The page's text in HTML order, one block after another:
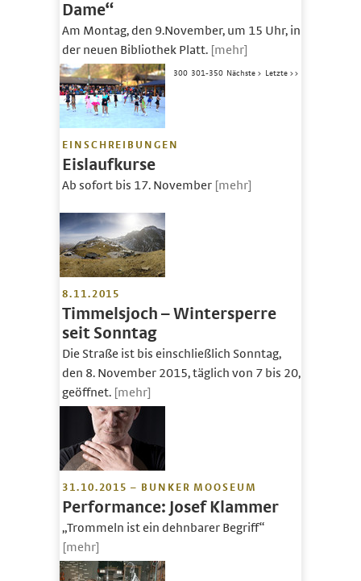
Dame“
Am Montag, den 9.November, um 15 Uhr, in
der neuen Bibliothek Platt. [mehr]
EINSCHREIBUNGEN
Eislaufkurse
Ab sofort bis 17. November [mehr]
8.11.2015
Timmelsjoch – Wintersperre
seit Sonntag
Die Straße ist bis einschließlich Sonntag,
den 8. November 2015, täglich von 7 bis 20,
geöffnet. [mehr]
31.10.2015 – BUNKER MOOSEUM
Performance: Josef Klammer
„Trommeln ist ein dehnbarer Begriff“
[mehr]
300 301-350 Nächste > Letzte >>